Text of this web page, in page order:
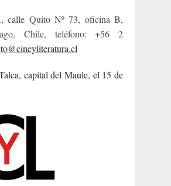
calle Quito Nº 73, oficina B,
Chile, teléfono: +56 2
capital del Maule, el 15 de